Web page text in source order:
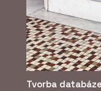
Tvorba